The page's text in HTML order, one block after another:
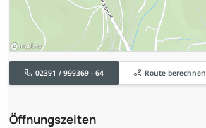
02391 / 999369 - 64 Route berechnen
Öffnungszeiten